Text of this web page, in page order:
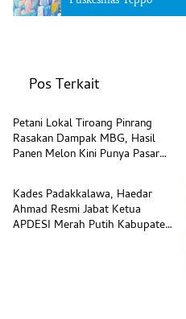
Pos Terkait
Beranda
Petani Lokal Tiroang Pinrang
Rasakan Dampak MBG, Hasil
Panen Melon Kini Punya Pasar
Beranda
Kades Padakkalawa, Haedar
Ahmad Resmi Jabat Ketua
APDESI Merah Putih Kabupaten